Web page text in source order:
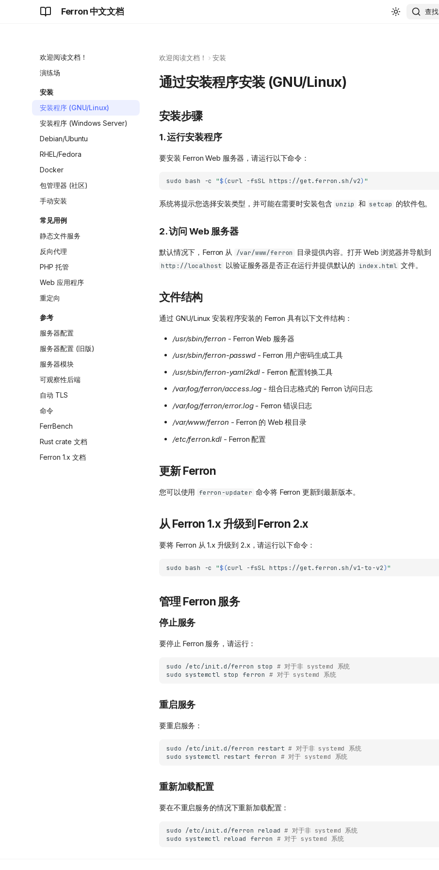
Ferron 中文文档 查找
欢迎阅读文档！
演练场
安装
安装程序 (GNU/Linux)
安装程序 (Windows Server)
Debian/Ubuntu
RHEL/Fedora
Docker
包管理器 (社区)
手动安装
常见用例
静态文件服务
反向代理
PHP 托管
Web 应用程序
重定向
参考
服务器配置
服务器配置 (旧版)
服务器模块
可观察性后端
自动 TLS
命令
FerrBench
Rust crate 文档
Ferron 1.x 文档
欢迎阅读文档！ 安装
通过安装程序安装 (GNU/Linux)
安装步骤
1. 运行安装程序
要安装 Ferron Web 服务器，请运行以下命令：
sudo bash -c "$(curl -fsSL https://get.ferron.sh/v2) "
系统将提示您选择安装类型，并可能在需要时安装包含 unzip 和 setcap 的软件包。
2. 访问 Web 服务器
默认情况下，Ferron 从 /var/www/ferron 目录提供内容。打开 Web 浏览器并导航到
http://localhost 以验证服务器是否正在运行并提供默认的 index.html 文件。
文件结构
通过 GNU/Linux 安装程序安装的 Ferron 具有以下文件结构：
/usr/sbin/ferron - Ferron Web 服务器
/usr/sbin/ferron-passwd- Ferron 用户密码生成工具
/usr/sbin/ferron-yaml2kdl- Ferron 配置转换工具
/var/log/ferron/access.log - 组合日志格式的 Ferron 访问日志
/var/log/ferron/error.log- Ferron 错误日志
/var/www/ferron - Ferron 的 Web 根目录
/etc/ferron.kdl- Ferron 配置
更新 Ferron
您可以使用 ferron-updater 命令将 Ferron 更新到最新版本。
从 Ferron 1.x 升级到 Ferron 2.x
要将 Ferron 从 1.x 升级到 2.x，请运行以下命令：
sudo bash -c "$(curl -fsSL https://get.ferron.sh/v1-to-v2)"
管理 Ferron 服务
停止服务
要停止 Ferron 服务，请运行：
sudo /etc/init.d/ferron stop # 对于非 systemd 系统
sudo systemctl stop ferron # 对于 systemd 系统
重启服务
要重启服务：
sudo /etc/init.d/ferron restart # 对于非 systemd 系统
sudo systemctl restart ferron # 对于 systemd 系统
重新加载配置
要在不重启服务的情况下重新加载配置：
sudo /etc/init.d/ferron reload # 对于非 systemd 系统
sudo systemctl reload ferron # 对于 systemd 系统